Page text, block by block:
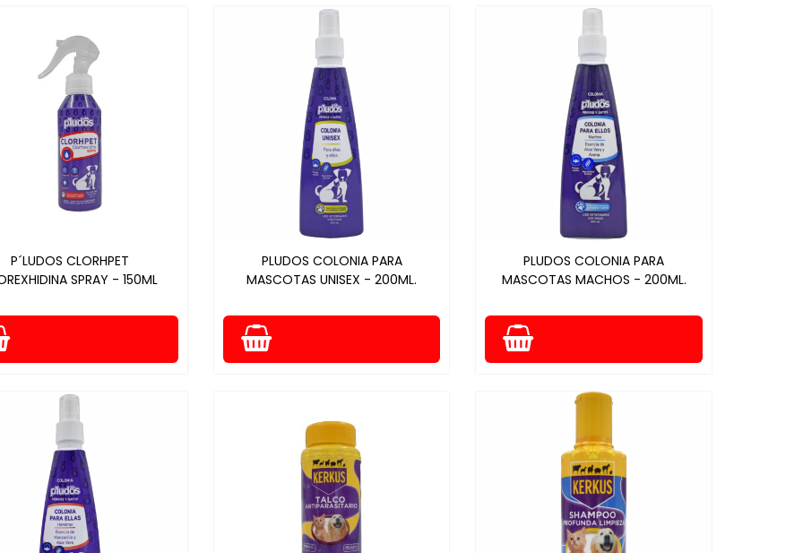
P´LUDOS CLORHPET
SPRAY - 150ML
PLUDOS COLONIA PARA
MASCOTAS UNISEX - 200ML.
PLUDOS COLONIA PARA
MASCOTAS MACHOS - 200ML.